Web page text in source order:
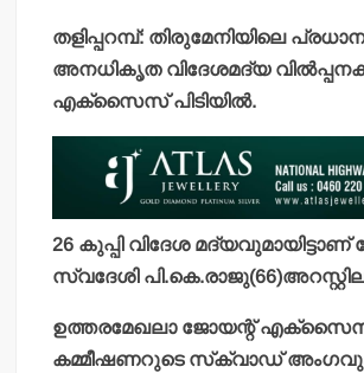
തളിപ്പറമ്പ്: തിരുമേനിയിലെ
അനധികൃത വിദേശമദ്യ
എക്‌സൈസ് പിടിയില്‍.
26 കുപ്പി വിദേശ
സ്വദേശി
ഉത്തരമേഖലാ ജോയന്റ്
കമ്മീഷണറുടെ സ്‌ക്വാഡ് അംഗവും